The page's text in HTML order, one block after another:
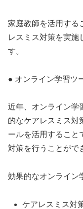
家庭教師を活用する
レスミス対策を実施
す。
● オンライン学習ツ
近年、オンライン学
的なケアレスミス対
ールを活用すること
対策を行うことがで
効果的なオンライン
ケアレスミス対